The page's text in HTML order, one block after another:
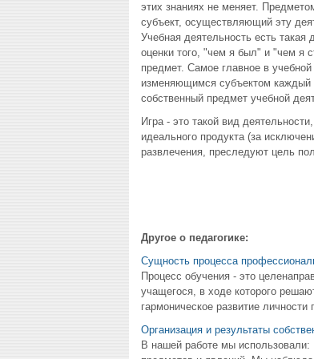
этих знаниях не меняет.
субъект, осуществляющий эту
Учебная деятельность есть такая
оценки того, "чем я был" и "чем я
предмет. Самое главное в
изменяющимся субъектом каждый
собственный предмет учебной
Игра - это такой вид
идеального продукта (за
развлечения, преследуют цель
Другое о педагогике:
Сущность процесса
Процесс обучения - это
учащегося, в ходе которого
гармоническое развитие
Организация и результаты
В нашей работе мы использовали: